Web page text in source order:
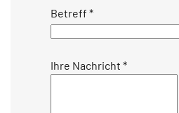
Betreff *
Ihre Nachricht *